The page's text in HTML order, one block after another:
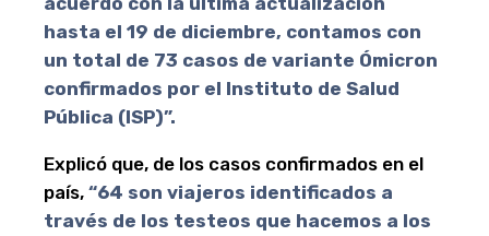
hasta el 19 de diciembre, contamos con
un total de 73 casos de variante Ómicron
confirmados por el Instituto de Salud
Pública (ISP)”.
Explicó que, de los casos confirmados en el
país, “64 son viajeros identificados a
través de los testeos que hacemos a los